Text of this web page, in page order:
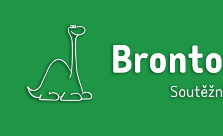
Brontosaurus
Brontosaurus